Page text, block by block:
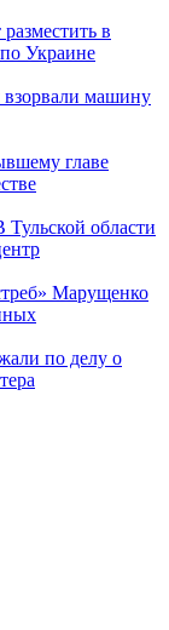
в
Украине
машину
главе
области
Марущенко
по делу о